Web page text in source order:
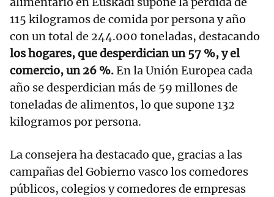
115 kilogramos de comida por persona y año
con un total de 244.000 toneladas, destacando
los hogares, que desperdician un 57 %, y el
comercio, un 26 %.En la Unión Europea cada
año se desperdician más de 59 millones de
toneladas de alimentos, lo que supone 132
kilogramos por persona.
La consejera ha destacado que, gracias a las
campañas del Gobierno vasco los comedores
públicos, colegios y comedores de empresas